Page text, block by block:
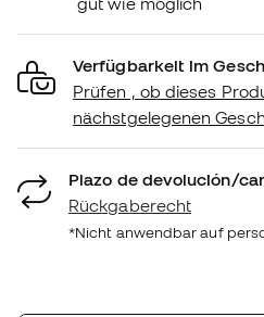
Verfügbarkeit im
Prüfen , ob dieses
nächstgelegenen
Plazo de devolución/
Rückgaberecht
*Nicht anwendbar auf